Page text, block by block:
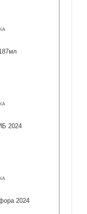
2024
2024